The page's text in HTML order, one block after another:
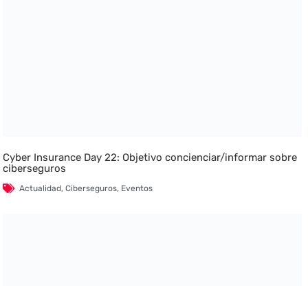
Cyber Insurance Day 22: Objetivo concienciar/informar sobre
ciberseguros
Actualidad,Ciberseguros, Eventos